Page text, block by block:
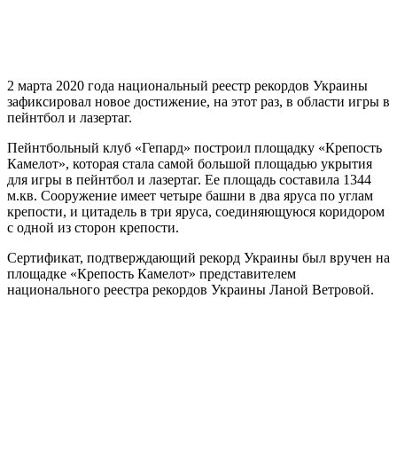
2 марта 2020 года национальный реестр рекордов Украины
зафиксировал новое достижение, на этот раз, в области игры в
пейнтбол и лазертаг.
Пейнтбольный клуб «Гепард» построил площадку «Крепость
Камелот», которая стала самой большой площадью укрытия
для игры в пейнтбол и лазертаг. Ее площадь составила 1344
м.кв. Сооружение имеет четыре башни в два яруса по углам
крепости, и цитадель в три яруса, соединяющуюся коридором
с одной из сторон крепости.
Сертификат, подтверждающий рекорд Украины был вручен на
площадке «Крепость Камелот» представителем
национального реестра рекордов Украины Ланой Ветровой.